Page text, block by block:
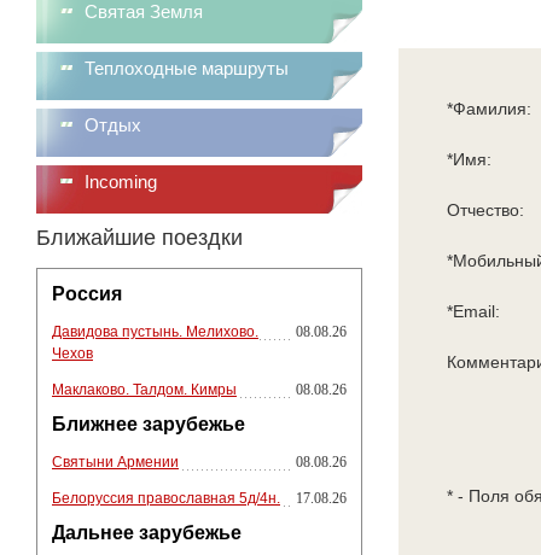
Святая Земля
Теплоходные маршруты
Отдых
Incoming
Ближайшие поездки
Россия
Давидова пустынь. Мелихово.
Чехов
08.08.26
Маклаково. Талдом. Кимры 08.08.26
Ближнее зарубежье
Святыни Армении 08.08.26
Белоруссия православная 5д/4н. 17.08.26
Дальнее зарубежье
*Фамилия:
*Имя:
Отчество:
*Email:
* - Поля